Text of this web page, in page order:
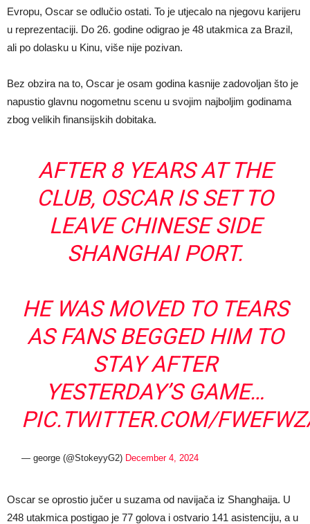
Evropu, Oscar se odlučio ostati. To je utjecalo na njegovu karijeru
u reprezentaciji. Do 26. godine odigrao je 48 utakmica za Brazil,
ali po dolasku u Kinu, više nije pozivan.
Bez obzira na to, Oscar je osam godina kasnije zadovoljan što je
napustio glavnu nogometnu scenu u svojim najboljim godinama
zbog velikih finansijskih dobitaka.
AFTER 8 YEARS AT THE
CLUB, OSCAR IS SET TO
LEAVE CHINESE SIDE
SHANGHAI PORT.
HE WAS MOVED TO TEARS
AS FANS BEGGED HIM TO
STAY AFTER
YESTERDAY’S GAME…
PIC.TWITTER.COM/
— george (@StokeyyG2) December 4, 2024
Oscar se oprostio jučer u suzama od navijača iz Shanghaija. U
248 utakmica postigao je 77 golova i ostvario 141 asistenciju, a u